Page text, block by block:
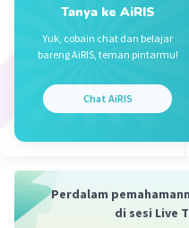
terima kasih
Tjendana T
03 Desember 2023 07:48
Pembahasan
Tanya ke AiRIS
Yuk, cobain chat dan belajar
bareng AiRIS, teman pintarmu!
Chat AiRIS
Perdalam
di sesi Live